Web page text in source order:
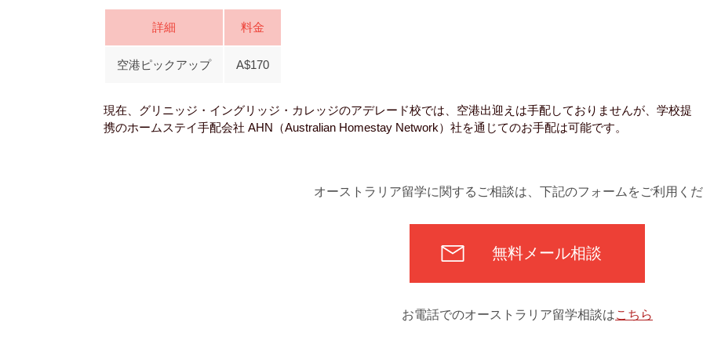
詳細 料金
空港ピックアップ A$170
現在、グリニッジ・イングリッジ・カレッジのアデレード校では、空港出迎えは手配しておりませんが、学校提
携のホームステイ手配会社 AHN（Australian Homestay Network）社を通じてのお手配は可能です。
オーストラリア留学に関するご相談は、下記のフォームをご利用く
無料メール相談
お電話でのオーストラリア留学相談はこちら